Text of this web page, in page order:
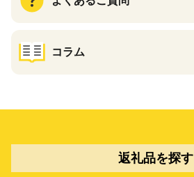
コラム
返礼品を探す